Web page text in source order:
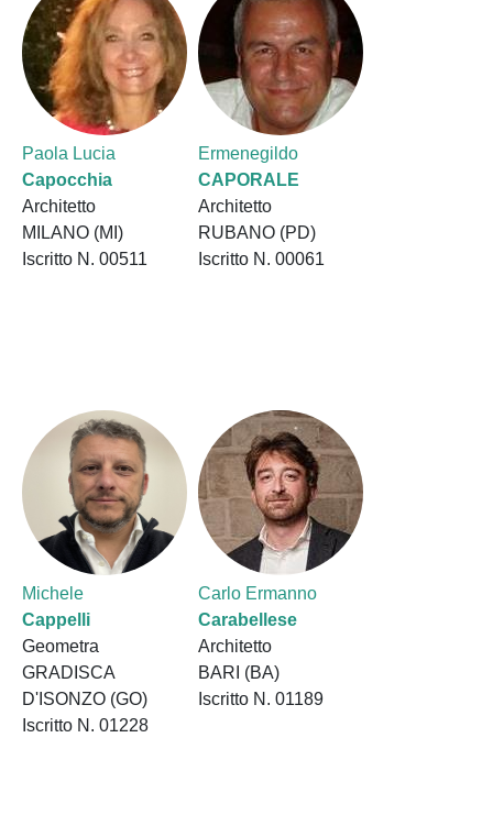
Paola Lucia
Capocchia
Architetto
MILANO (MI)
Iscritto N. 00511
Ermenegildo
CAPORALE
Architetto
RUBANO (PD)
Iscritto N. 00061
Michele
Cappelli
Geometra
GRADISCA
D'ISONZO (GO)
Iscritto N. 01228
Carlo Ermanno
Carabellese
Architetto
BARI (BA)
Iscritto N. 01189